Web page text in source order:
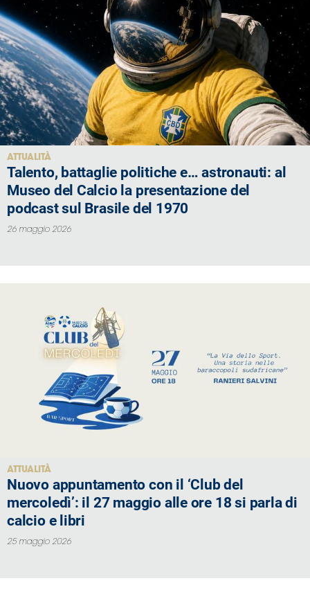
ATTUALITÀ
Talento, battaglie politiche e… astronauti: al
Museo del Calcio la presentazione del
podcast sul Brasile del 1970
26 maggio 2026
ATTUALITÀ
Nuovo appuntamento con il ‘Club del
mercoledì’: il 27 maggio alle ore 18 si parla di
calcio e libri
25 maggio 2026